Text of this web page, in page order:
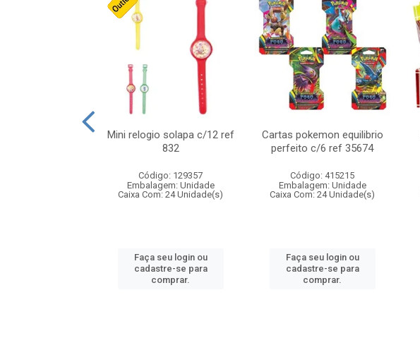
Mini relogio solapa c/12 ref
832
Código: 129357
Embalagem: Unidade
Caixa Com: 24 Unidade(s)
Faça seu login ou
cadastre-se para
comprar.
Cartas pokemon equilibrio
perfeito c/6 ref 35674
Código: 415215
Embalagem: Unidade
Caixa Com: 24 Unidade(s)
Faça seu login ou
cadastre-se para
comprar.